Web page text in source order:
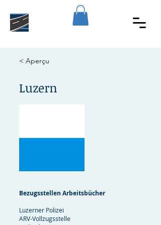
< Aperçu
Luzern
Bezugsstellen Arbeitsbücher
Luzerner Polizei
ARV-Vollzugsstelle